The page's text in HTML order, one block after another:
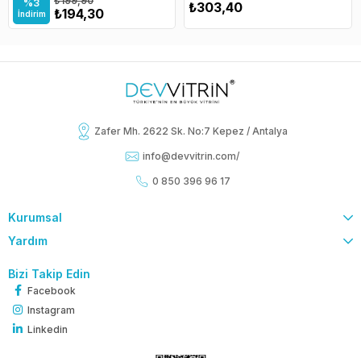
%3
İndirim ₺194,30 ₺303,40
Zafer Mh. 2622 Sk. No:7 Kepez / Antalya
info@devvitrin.com/
0 850 396 96 17
Kurumsal
Yardım
Bizi Takip Edin
Facebook
Instagram
Linkedin